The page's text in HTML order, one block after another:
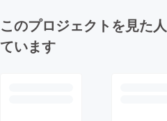
このプロジェクトを見た
ています